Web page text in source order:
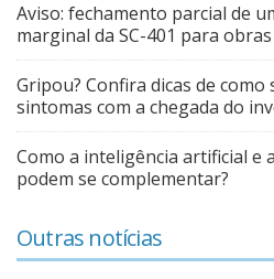
Aviso: fechamento parcial de
marginal da SC-401 para obras
Gripou? Confira dicas de
sintomas com a chegada do
Como a inteligência artificial e
podem se complementar?
Outras notícias